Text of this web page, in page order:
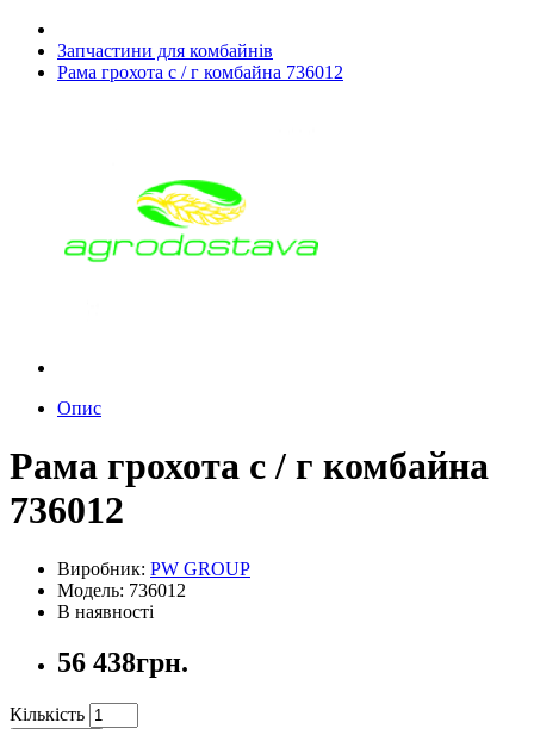
Запчастини для комбайнів
Рама грохота с / г комбайна 736012
Опис
Рама грохота с / г комбайна
736012
Виробник: PW GROUP
Модель: 736012
В наявності
56 438грн.
Кількість